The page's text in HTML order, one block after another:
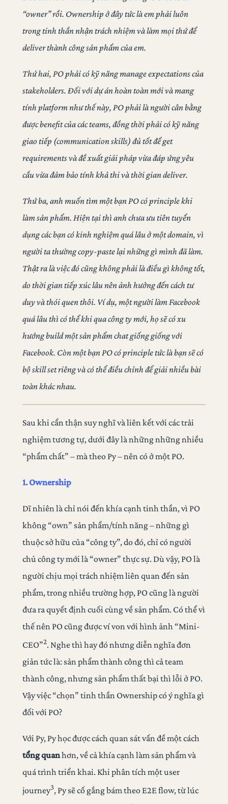
“owner” rồi. Ownership ở đây tức là em phải luôn
trong tinh thần nhận trách nhiệm và làm mọi thứ để
deliver thành công sản phẩm của em.
Thứ hai, PO phải có kỹ năng manage expectations của
stakeholders. Đối với dự án hoàn toàn mới và mang
tính platform như thế này, PO phải là người cân bằng
được benefit của các teams, đồng thời phải có kỹ năng
giao tiếp (communication skills) đủ tốt để get
requirements và đề xuất giải pháp vừa đáp ứng yêu
cầu vừa đảm bảo tính khả thi và thời gian deliver.
Thứ ba, anh muốn tìm một bạn PO có principle khi
làm sản phẩm. Hiện tại thì anh chưa ưu tiên tuyển
dụng các bạn có kinh nghiệm quá lâu ở một domain, vì
người ta thường copy-paste lại những gì mình đã làm.
Thật ra là việc đó cũng không phải là điều gì không tốt,
do thời gian tiếp xúc lâu nên ảnh hưởng đến cách tư
duy và thói quen thôi. Ví dụ, một người làm Facebook
quá lâu thì có thể khi qua công ty mới, họ sẽ có xu
hướng build một sản phẩm chat giống giống với
Facebook. Còn một bạn PO có principle tức là bạn sẽ có
bộ skill set riêng và có thể điều chỉnh để giải nhiều bài
toàn khác nhau.
Sau khi cẩn thận suy nghĩ và liên kết với các trải
nghiệm tương tự, dưới đây là những những nhiều
“phẩm chất” – mà theo Py – nên có ở một PO.
1. Ownership
Dĩ nhiên là chỉ nói đến khía cạnh tinh thần, vì PO
không “own” sản phẩm/tính năng – những gì
thuộc sở hữu của “công ty”, do đó, chỉ có người
chủ công ty mới là “owner” thực sự. Dù vậy, PO là
người chịu mọi trách nhiệm liên quan đến sản
phẩm, trong nhiều trường hợp, PO cũng là người
đưa ra quyết định cuối cùng về sản phẩm. Có thể vì
thế nên PO cũng được ví von với hình ảnh “Mini-
CEO”2. Nghe thì hay đó nhưng diễn nghĩa đơn
giản tức là: sản phẩm thành công thì cả team
thành công, nhưng sản phẩm thất bại thì lỗi ở PO.
Vậy việc “chọn” tinh thần Ownership có ý nghĩa gì
đối với PO?
Với Py, Py học được cách quan sát vấn đề một cách
tổng quanhơn, về cả khía cạnh làm sản phẩm và
quá trình triển khai. Khi phân tích một user
journey3, Py sẽ cố gắng bám theo E2E flow, từ lúc